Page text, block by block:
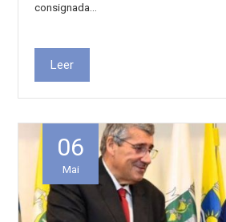
consignada…
Leer
06
Mai